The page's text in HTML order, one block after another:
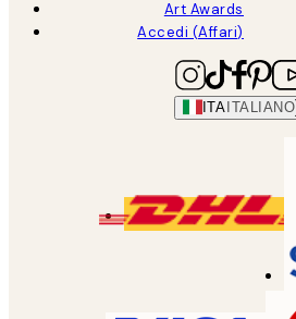
Art Awards
Accedi (Affari)
ITA ITALIANO